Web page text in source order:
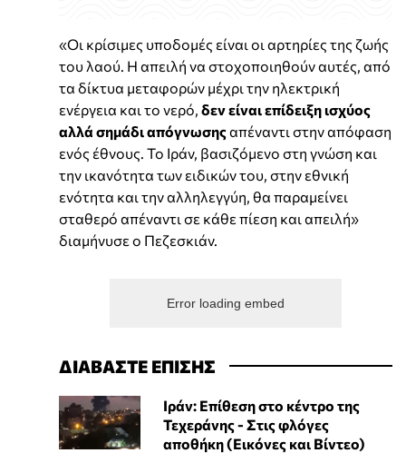
«Οι κρίσιμες υποδομές είναι οι αρτηρίες της ζωής
του λαού. Η απειλή να στοχοποιηθούν αυτές, από
τα δίκτυα μεταφορών μέχρι την ηλεκτρική
ενέργεια και το νερό, δεν είναι επίδειξη ισχύος
αλλά σημάδι απόγνωσηςαπέναντι στην απόφαση
ενός έθνους. Το Ιράν, βασιζόμενο στη γνώση και
την ικανότητα των ειδικών του, στην εθνική
ενότητα και την αλληλεγγύη, θα παραμείνει
σταθερό απέναντι σε κάθε πίεση και απειλή»
διαμήνυσε ο Πεζεσκιάν.
Error loading embed
ΔΙΑΒΑΣΤΕ ΕΠΙΣΗΣ
Ιράν: Επίθεση στο κέντρο της
Τεχεράνης - Στις φλόγες
αποθήκη (Εικόνες και Βίντεο)